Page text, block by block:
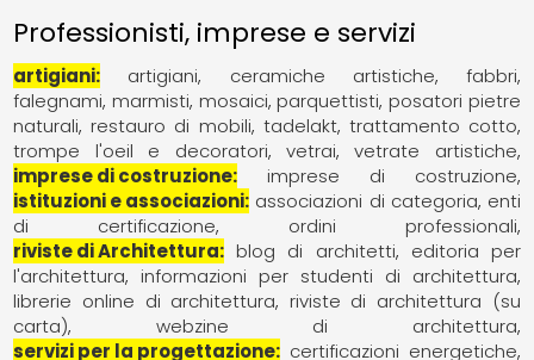
Professionisti, imprese e servizi
artigiani artigiani ceramiche artistiche
fabbri
falegnami marmisti mosaici parquettisti posatori pietre
naturali restauro di mobili tadelakt trattamento cotto
trompe l'oeil e decoratori
vetrai
vetrate artistiche
imprese di costruzione
imprese di costruzione
istituzioni e associazioni associazioni di categoria enti
di certificazione
ordini professionali
riviste di Architettura
blog di architetti
editoria per
l'architettura
informazioni per studenti di architettura
librerie online di architettura riviste di architettura (su
carta)
webzine di architettura
servizi per la progettazione
certificazioni energetiche